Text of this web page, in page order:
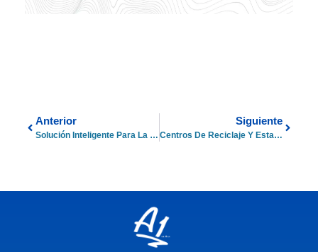
Anterior
Solución Inteligente Para La Gestión De Escombros
Siguiente
Centros De Reciclaje Y Estaciones De Reciclaje En México